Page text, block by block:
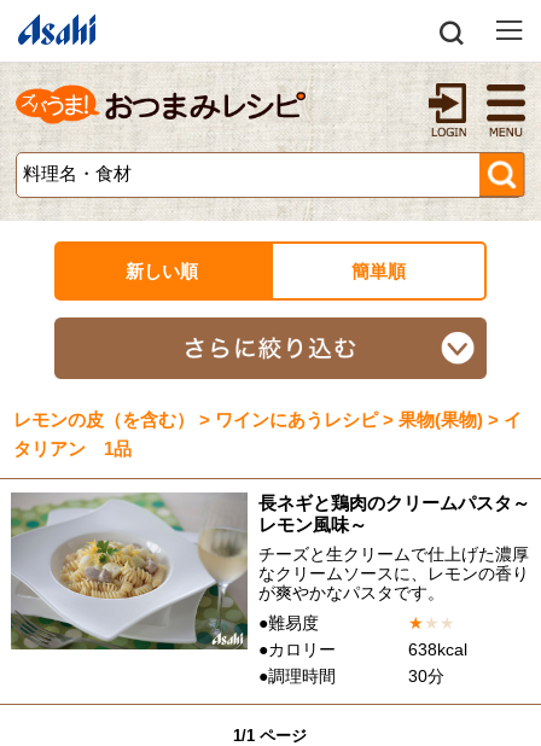
新しい順 簡単順
レモンの皮（を含む） > ワインにあうレシピ > 果物(果物) > イ
タリアン 1品
長ネギと鶏肉のクリームパスタ～
レモン風味～
チーズと生クリームで仕上げた濃厚
なクリームソースに、レモンの香り
が爽やかなパスタです。
●難易度
★★ ★
●カロリー
638kcal
●調理時間
30分
1/1 ページ